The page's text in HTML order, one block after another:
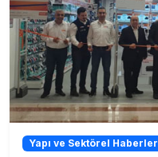
Yapı ve Sektörel Haberler